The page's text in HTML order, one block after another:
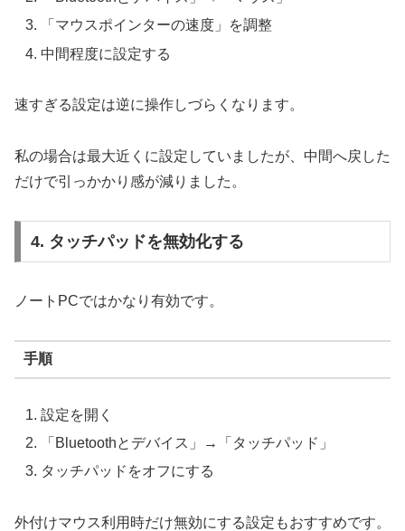
「マウスポインターの速度」を調整
中間程度に設定する
速すぎる設定は逆に操作しづらくなります。
私の場合は最大近くに設定していましたが、中間へ戻した
だけで引っかかり感が減りました。
4. タッチパッドを無効化する
ノートPCではかなり有効です。
手順
設定を開く
「Bluetoothとデバイス」→「タッチパッド」
タッチパッドをオフにする
外付けマウス利用時だけ無効にする設定もおすすめです。